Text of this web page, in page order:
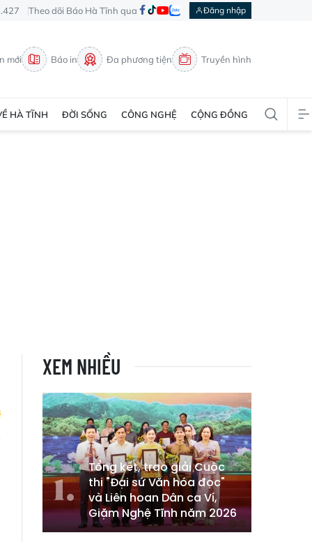
Theo dõi Báo Hà Tĩnh qua Đăng nhập
mới Báo in Đa phương tiện Truyền hình
HÀ TĨNH ĐỜI SỐNG CÔNG NGHỆ CỘNG ĐỒNG
XEM NHIỀU
Tổng kết, trao giải Cuộc
thi "Đại sứ Văn hóa đọc"
và Liên hoan Dân ca Ví,
Giặm Nghệ Tĩnh năm 2026